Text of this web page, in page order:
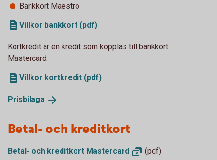
Bankkort Maestro
Villkor bankkort (pdf)
Kortkredit är en kredit som kopplas till bankkort
Mastercard.
Villkor kortkredit (pdf)
Prisbilaga
Betal- och kreditkort
Betal- och kreditkort Mastercard (pdf)